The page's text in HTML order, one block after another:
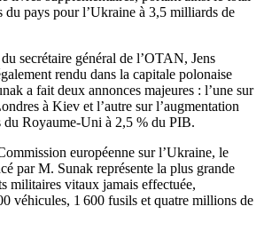
du pays pour l’Ukraine à 3,5 milliards de
secrétaire général de l’OTAN, Jens
rendu dans la capitale polonaise
a fait deux annonces majeures : l’une sur
à Kiev et l’autre sur l’augmentation
du Royaume-Uni à 2,5 % du PIB.
européenne sur l’Ukraine, le
par M. Sunak représente la plus grande
militaires vitaux jamais effectuée,
véhicules, 1 600 fusils et quatre millions de